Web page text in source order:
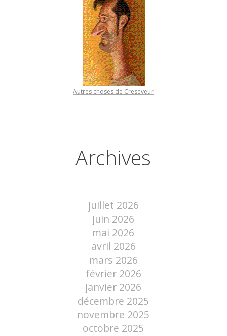
Autres choses de Creseveur
Archives
juillet 2026
juin 2026
mai 2026
avril 2026
mars 2026
février 2026
janvier 2026
décembre 2025
novembre 2025
octobre 2025